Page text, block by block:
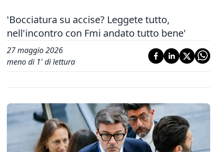
'Bocciatura su accise? Leggete tutto,
nell'incontro con Fmi andato tutto bene'
27 maggio 2026
meno di 1' di lettura